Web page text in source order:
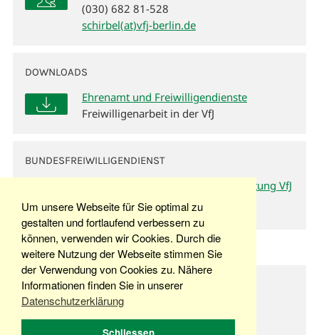
Um unsere Webseite für Sie optimal zu
gestalten und fortlaufend verbessern zu
können, verwenden wir Cookies. Durch die
weitere Nutzung der Webseite stimmen Sie
der Verwendung von Cookies zu. Nähere
Informationen finden Sie in unserer
Datenschutzerklärung
Schliessen
(030) 682 81-528
schirbel(at)vfj-berlin.de
DOWNLOADS
Ehrenamt und Freiwilligendienste
Freiwilligenarbeit in der VfJ
BUNDESFREIWILLIGENDIENST
Bundesfreiwilligendienst in der Stiftung VfJ
Berlin
© Copyright 2026 Stiftung VfJ Berlin